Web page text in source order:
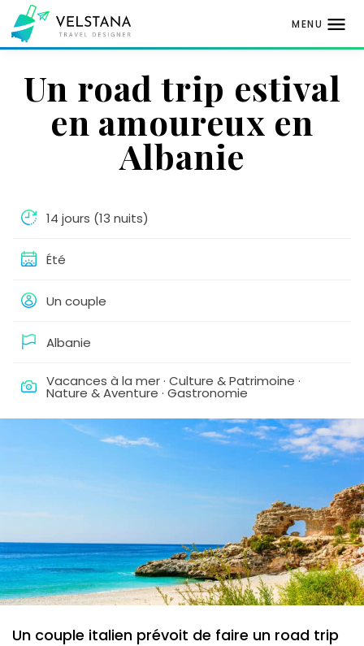
contenu
MENU
Un road trip estival
en amoureux en
Albanie
14 jours (13 nuits)
Été
Un couple
Albanie
Vacances à la mer · Culture & Patrimoine ·
Nature & Aventure · Gastronomie
Un couple italien prévoit de faire un road trip